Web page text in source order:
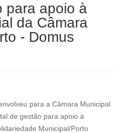
para apoio à
da Câmara
- Domus
para a Câmara Municipal
de gestão para apoio à
Municipal/Porto